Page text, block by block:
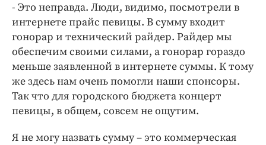
- Это неправда. Люди, видимо, посмотрели в
интернете прайс певицы. В сумму входит
гонорар и технический райдер. Райдер мы
обеспечим своими силами, а гонорар гораздо
меньше заявленной в интернете суммы. К тому
же здесь нам очень помогли наши спонсоры.
Так что для городского бюджета концерт
певицы, в общем, совсем не ощутим.
Я не могу назвать сумму – это коммерческая